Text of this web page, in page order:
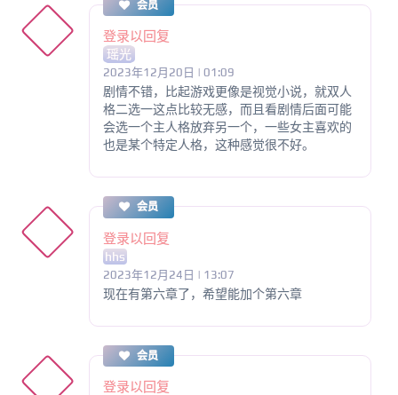
会员
登录以回复
瑶光
2023年12月20日 | 01:09
剧情不错，比起游戏更像是视觉小说，就双人
格二选一这点比较无感，而且看剧情后面可能
会选一个主人格放弃另一个，一些女主喜欢的
也是某个特定人格，这种感觉很不好。
会员
登录以回复
hhs
2023年12月24日 | 13:07
现在有第六章了，希望能加个第六章
会员
登录以回复